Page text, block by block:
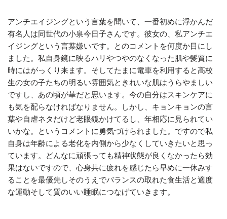
アンチエイジングという言葉を聞いて、一番初めに浮かんだ
有名人は同世代の小泉今日子さんです。彼女の、私アンチエ
イジングという言葉嫌いです。とのコメントを何度か目にし
ました。私自身鏡に映るハリやつやのなくなった肌や髪質に
時にはがっくり来ます。そしてたまに電車を利用すると高校
生の女の子たちの明るい雰囲気ときれいな肌はうらやましい
ですし、あの頃が華だと思います。今の自分はスキンケアに
も気を配らなければなりません。しかし、キョンキョンの言
葉や自虐ネタだけど老眼鏡かけてるし、年相応に見られてい
いかな。というコメントに勇気づけられました。ですので私
自身は年齢による老化を内側から少なくしていきたいと思っ
ています。どんなに頑張っても精神状態が良くなかったら効
果はないですので、心身共に疲れを感じたら早めに一休みす
ることを最優先しそのうえでバランスの取れた食生活と適度
な運動そして質のいい睡眠につなげていきます。